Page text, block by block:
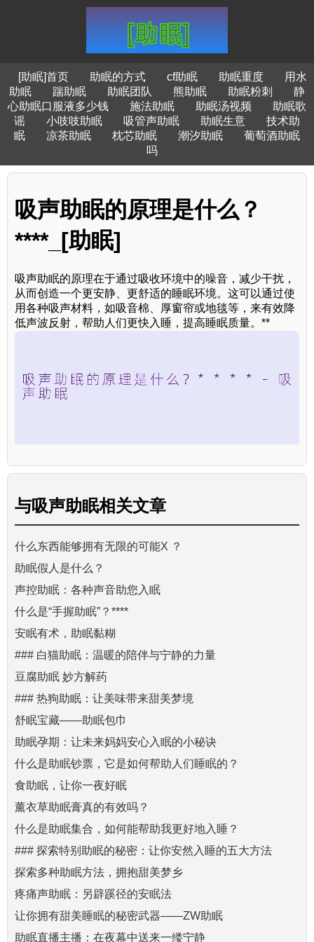
[助眠]首页 助眠的方式 cf助眠 助眠重度
用水
助眠
踹助眠 助眠团队 熊助眠 助眠粉刺
静
心助眠口服液多少钱
施法助眠 助眠汤视频
助眠歌
谣
小吱吱助眠 吸管声助眠 助眠生意
技术助
眠
凉茶助眠 枕芯助眠 潮汐助眠
葡萄酒助眠
吗
吸声助眠的原理是什么？
****_[助眠]
吸声助眠的原理在于通过吸收环境中的噪音，减少干扰，
从而创造一个更安静、更舒适的睡眠环境。这可以通过使
用各种吸声材料，如吸音棉、厚窗帘或地毯等，来有效降
低声波反射，帮助人们更快入睡，提高睡眠质量。**
与吸声助眠相关文章
什么东西能够拥有无限的可能X ？
助眠假人是什么？
声控助眠：各种声音助您入眠
什么是“手握助眠”？****
安眠有术，助眠黏糊
### 白猫助眠：温暖的陪伴与宁静的力量
豆腐助眠 妙方解药
### 热狗助眠：让美味带来甜美梦境
舒眠宝藏——助眠包巾
助眠孕期：让未来妈妈安心入眠的小秘诀
什么是助眠钞票，它是如何帮助人们睡眠的？
食助眠，让你一夜好眠
薰衣草助眠膏真的有效吗？
什么是助眠集合，如何能帮助我更好地入睡？
### 探索特别助眠的秘密：让你安然入睡的五大方法
探索多种助眠方法，拥抱甜美梦乡
疼痛声助眠：另辟蹊径的安眠法
让你拥有甜美睡眠的秘密武器——ZW助眠
助眠直播主播：在夜幕中送来一缕宁静